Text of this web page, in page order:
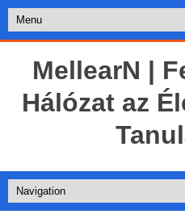
MellearN |
Hálózat az